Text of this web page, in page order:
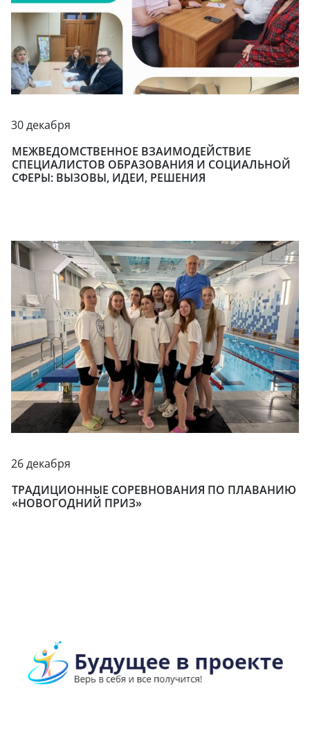
30 декабря
МЕЖВЕДОМСТВЕННОЕ ВЗАИМОДЕЙСТВИЕ
СПЕЦИАЛИСТОВ ОБРАЗОВАНИЯ И СОЦИАЛЬНОЙ
СФЕРЫ: ВЫЗОВЫ, ИДЕИ, РЕШЕНИЯ
26 декабря
ТРАДИЦИОННЫЕ СОРЕВНОВАНИЯ ПО ПЛАВАНИЮ
«НОВОГОДНИЙ ПРИЗ»